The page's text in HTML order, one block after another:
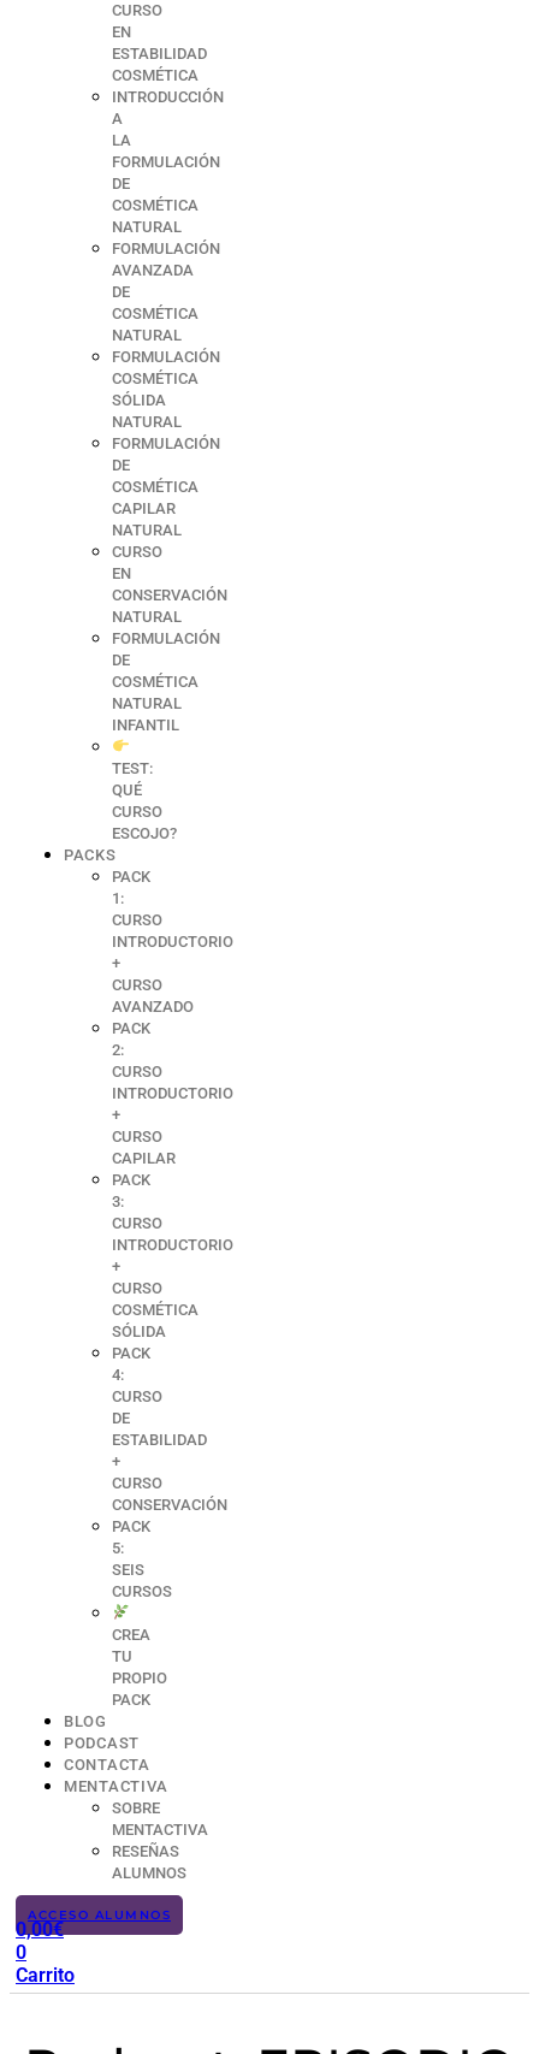
CURSO
EN
ESTABILIDAD
COSMÉTICA
INTRODUCCIÓN
A
LA
FORMULACIÓN
DE
COSMÉTICA
NATURAL
FORMULACIÓN
AVANZADA
DE
COSMÉTICA
NATURAL
FORMULACIÓN
COSMÉTICA
SÓLIDA
NATURAL
FORMULACIÓN
DE
COSMÉTICA
CAPILAR
NATURAL
CURSO
EN
CONSERVACIÓN
NATURAL
FORMULACIÓN
DE
COSMÉTICA
NATURAL
INFANTIL
TEST:
QUÉ
CURSO
ESCOJO?
PACKS
PACK
1:
CURSO
INTRODUCTORIO
+
CURSO
AVANZADO
PACK
2:
CURSO
INTRODUCTORIO
+
CURSO
CAPILAR
PACK
3:
CURSO
INTRODUCTORIO
+
CURSO
COSMÉTICA
SÓLIDA
PACK
4:
CURSO
DE
ESTABILIDAD
+
CURSO
CONSERVACIÓN
PACK
5:
SEIS
CURSOS
CREA
TU
PROPIO
PACK
BLOG
PODCAST
CONTACTA
MENTACTIVA
SOBRE
MENTACTIVA
RESEÑAS
ALUMNOS
ACCESO ALUMNOS
0,00€
0
Carrito